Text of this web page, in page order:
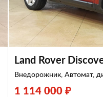
Land Rover
Внедорожник, Автомат,
1 114 000 ₽